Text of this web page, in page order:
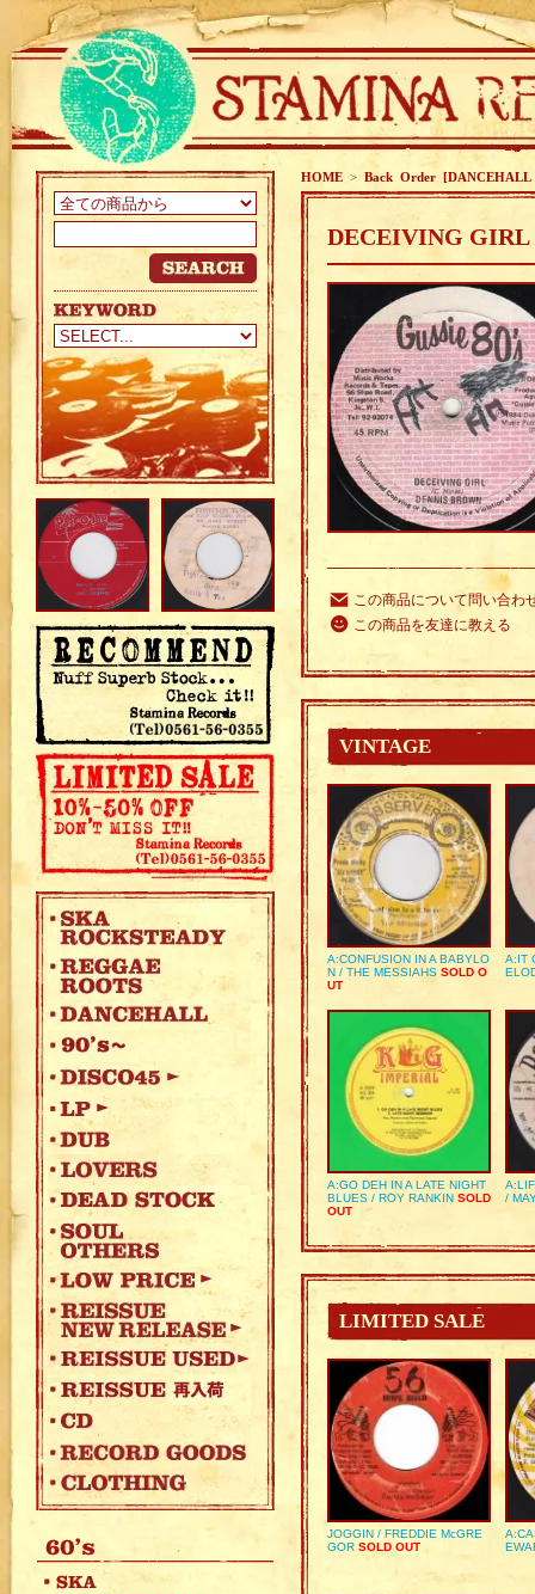
HOME > Back Order [DANCEHALL
DECEIVING GIRL
この商品について問い合わ
この商品を友達に教える
VINTAGE
A:CONFUSION IN A BABYLO
N / THE MESSIAHS SOLD O
UT
A:IT
A:GO DEH IN A LATE NIGHT
BLUES / ROY RANKIN SOLD
OUT
/
LIMITED SALE
JOGGIN / FREDDIE McGRE
GOR SOLD OUT